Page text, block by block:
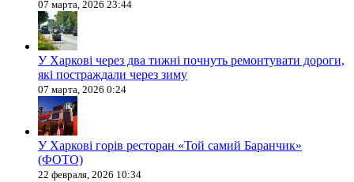
07 марта, 2026 23:44
У Харкові через два тижні почнуть ремонтувати дороги,
які постраждали через зиму
07 марта, 2026 0:24
У Харкові горів ресторан «Той самий Баранчик»
(ФОТО)
22 февраля, 2026 10:34